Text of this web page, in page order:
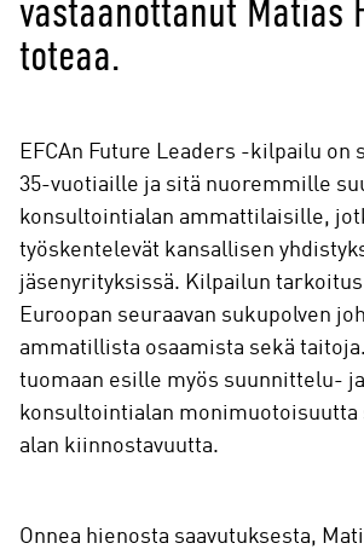
vastaanottanut Matias
toteaa.
EFCAn Future Leaders -kilpailu on
35-vuotiaille ja sitä nuoremmille
konsultointialan ammattilaisille,
työskentelevät kansallisen
jäsenyrityksissä. Kilpailun
Euroopan seuraavan sukupolven
ammatillista osaamista sekä
tuomaan esille myös suunnittelu- ja
konsultointialan monimuotoisuutta
alan kiinnostavuutta.
Onnea hienosta saavutuksesta,